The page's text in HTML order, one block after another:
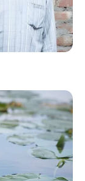
Mute
bawah untuk
bagian atas